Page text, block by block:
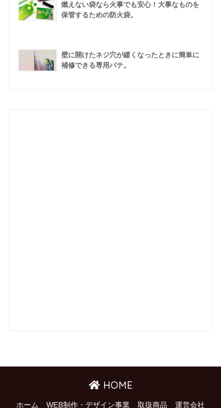
燃えない袋なら火事でも安心！大事なものを
保管するための防火袋。
壁に開けたネジ穴が緩くなったときに簡単に
補修できる専用パテ。
HOME
ホーム WEB制作・デザイン事業 取扱商品 運営会社